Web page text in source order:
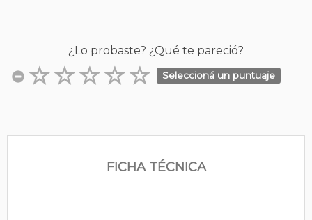
¿Lo probaste? ¿Qué te pareció?
Seleccioná un puntuaje
FICHA TÉCNICA